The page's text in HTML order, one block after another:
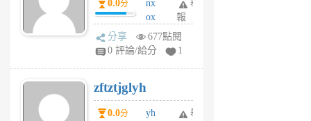
月
前
0.0分
nx
ox
rh
pe
月
前
舉
報
分享
677點閱
0 評論/給分
1
zftztjglyh
0.0分
yh
舉